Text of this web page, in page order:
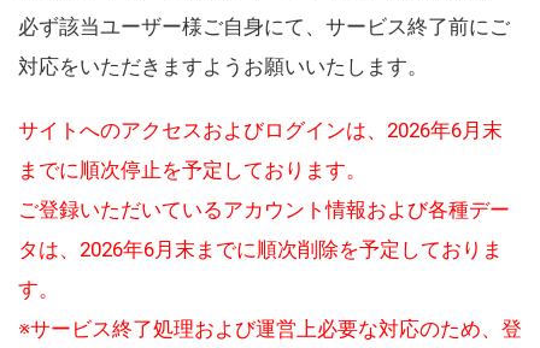
必ず該当ユーザー様ご自身にて、サービス終了前にご
対応をいただきますようお願いいたします。
サイトへのアクセスおよびログインは、2026年6月末
までに順次停止を予定しております。
ご登録いただいているアカウント情報および各種デー
タは、2026年6月末までに順次削除を予定しておりま
す。
※サービス終了処理および運営上必要な対応のため、登